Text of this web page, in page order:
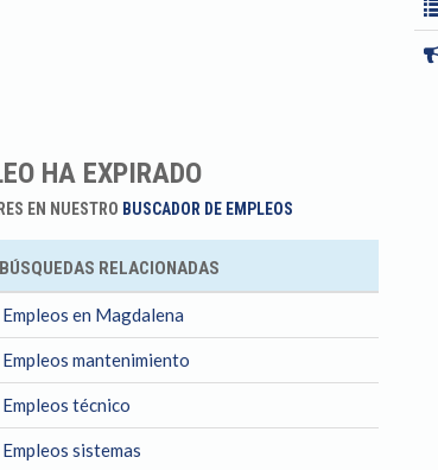
HA EXPIRADO
EN NUESTRO BUSCADOR DE EMPLEOS
BÚSQUEDAS RELACIONADAS
Empleos en Magdalena
Empleos mantenimiento
Empleos técnico
Empleos sistemas